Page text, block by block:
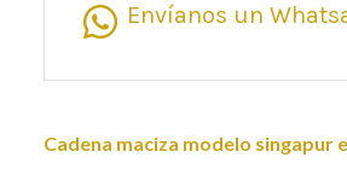
Envíanos un
Cadena maciza modelo singapur